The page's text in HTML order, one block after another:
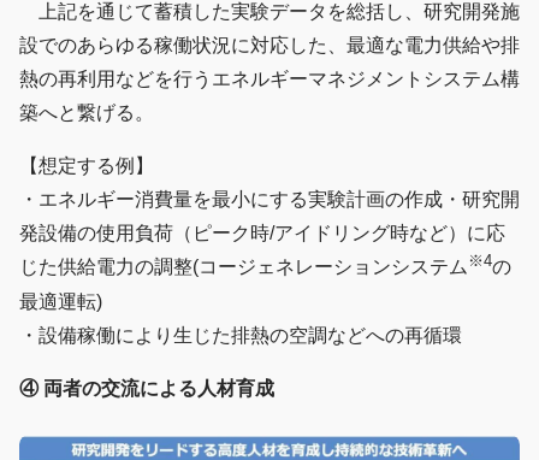
上記を通じて蓄積した実験データを総括し、研究開発施
設でのあらゆる稼働状況に対応した、最適な電力供給や排
熱の再利用などを行うエネルギーマネジメントシステム構
築へと繋げる。
【想定する例】
・エネルギー消費量を最小にする実験計画の作成・研究開
発設備の使用負荷（ピーク時/アイドリング時など）に応
じた供給電力の調整(コージェネレーションシステム ※4の
最適運転)
・設備稼働により生じた排熱の空調などへの再循環
④ 両者の交流による人材育成